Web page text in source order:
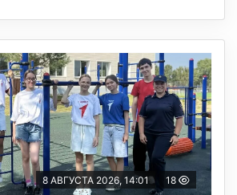
8 АВГУСТА 2026, 14:01 18